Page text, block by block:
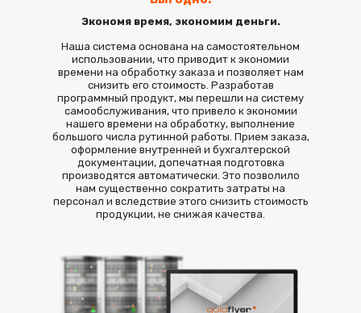
Экономя время, экономим деньги.
Наша система основана на самостоятельном
использовании, что приводит к экономии
времени на обработку заказа и позволяет нам
снизить его стоимость. Разработав
программный продукт, мы перешли на систему
самообслуживания, что привело к экономии
нашего времени на обработку, выполнение
большого числа рутинной работы. Прием заказа,
оформление внутренней и бухгалтерской
документации, допечатная подготовка
производятся автоматически. Это позволило
нам существенно сократить затраты на
персонал и вследствие этого снизить стоимость
продукции, не снижая качества.